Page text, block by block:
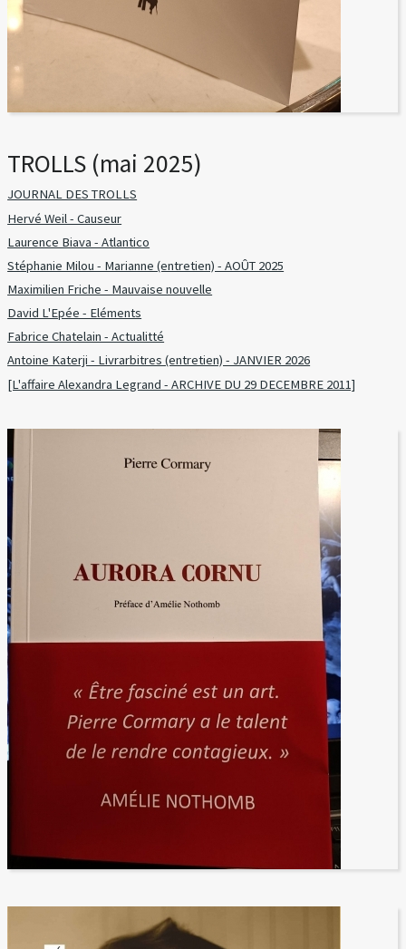
TROLLS (mai 2025)
JOURNAL DES TROLLS
Hervé Weil - Causeur
Laurence Biava - Atlantico
Stéphanie Milou - Marianne (entretien) - AOÛT 2025
Maximilien Friche - Mauvaise nouvelle
David L'Epée - Eléments
Fabrice Chatelain - Actualitté
Antoine Katerji - Livrarbitres (entretien) - JANVIER 2026
[L'affaire Alexandra Legrand - ARCHIVE DU 29 DECEMBRE 2011]